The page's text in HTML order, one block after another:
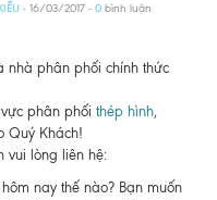
- 16/03/2017 - 0 bình luận
nhà phân phối chính thức
phân phối thép hình,
Quý Khách!
vui lòng liên hệ:
nay thế nào? Bạn muốn